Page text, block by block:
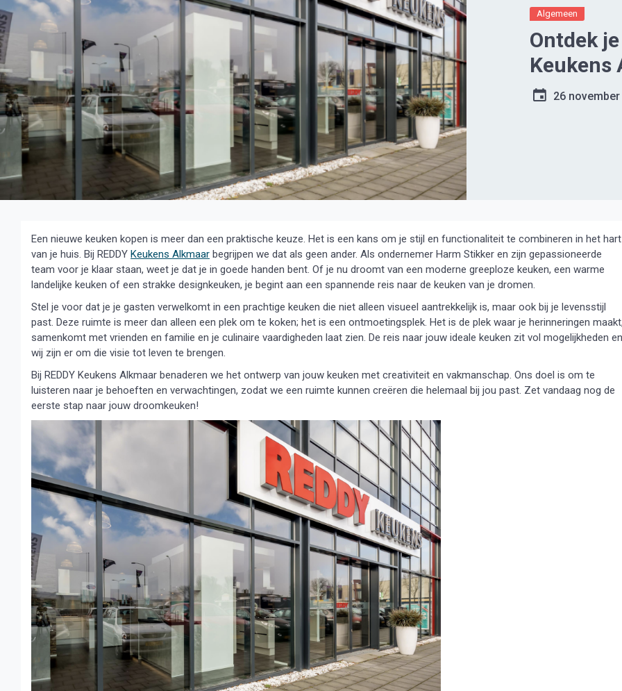
Algemeen
Ontdek
Keukens
26
Een nieuwe keuken kopen is meer dan een praktische keuze. Het is een kans om je stijl en functionaliteit te combineren in het hart
van je huis. Bij REDDY Keukens Alkmaar begrijpen we dat als geen ander. Als ondernemer Harm Stikker en zijn gepassioneerde
team voor je klaar staan, weet je dat je in goede handen bent. Of je nu droomt van een moderne greeploze keuken, een warme
landelijke keuken of een strakke designkeuken, je begint aan een spannende reis naar de keuken van je dromen.
Stel je voor dat je je gasten verwelkomt in een prachtige keuken die niet alleen visueel aantrekkelijk is, maar ook bij je levensstijl
past. Deze ruimte is meer dan alleen een plek om te koken; het is een ontmoetingsplek. Het is de plek waar je herinneringen
samenkomt met vrienden en familie en je culinaire vaardigheden laat zien. De reis naar jouw ideale keuken zit vol mogelijkheden en
wij zijn er om die visie tot leven te brengen.
Bij REDDY Keukens Alkmaar benaderen we het ontwerp van jouw keuken met creativiteit en vakmanschap. Ons doel is om te
luisteren naar je behoeften en verwachtingen, zodat we een ruimte kunnen creëren die helemaal bij jou past. Zet vandaag nog de
eerste stap naar jouw droomkeuken!